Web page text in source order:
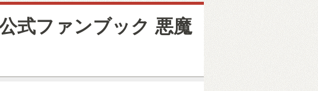
式ファンブック 悪魔